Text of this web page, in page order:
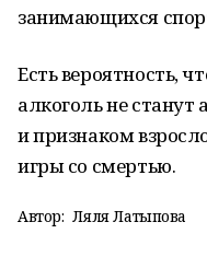
занимающихся
Есть вероятность,
алкоголь не станут
и признаком
игры со смертью.
Автор: Ляля Латыпова